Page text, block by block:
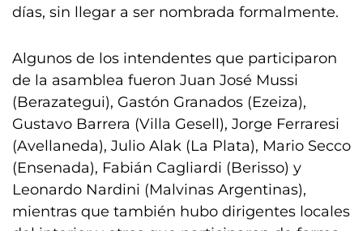
días, sin llegar a ser nombrada formalmente.
Algunos de los intendentes que participaron
de la asamblea fueron Juan José Mussi
(Berazategui), Gastón Granados (Ezeiza),
Gustavo Barrera (Villa Gesell), Jorge Ferraresi
(Avellaneda), Julio Alak (La Plata), Mario Secco
(Ensenada), Fabián Cagliardi (Berisso) y
Leonardo Nardini (Malvinas Argentinas),
mientras que también hubo dirigentes locales